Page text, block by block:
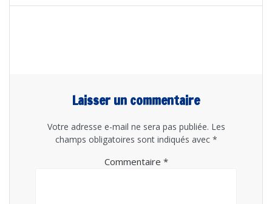
Laisser un commentaire
Votre adresse e-mail ne sera pas publiée. Les
champs obligatoires sont indiqués avec *
Commentaire *